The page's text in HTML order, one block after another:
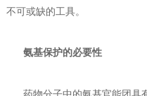
不可或缺的工具。
氨基保护的必要性‌